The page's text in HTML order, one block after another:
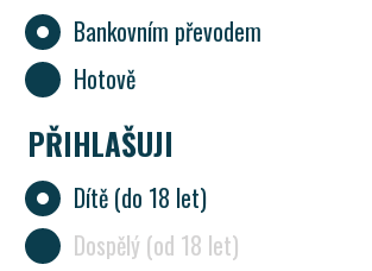
Bankovním převodem
Hotově
PŘIHLAŠUJI
Dítě (do 18 let)
Dospělý (od 18 let)